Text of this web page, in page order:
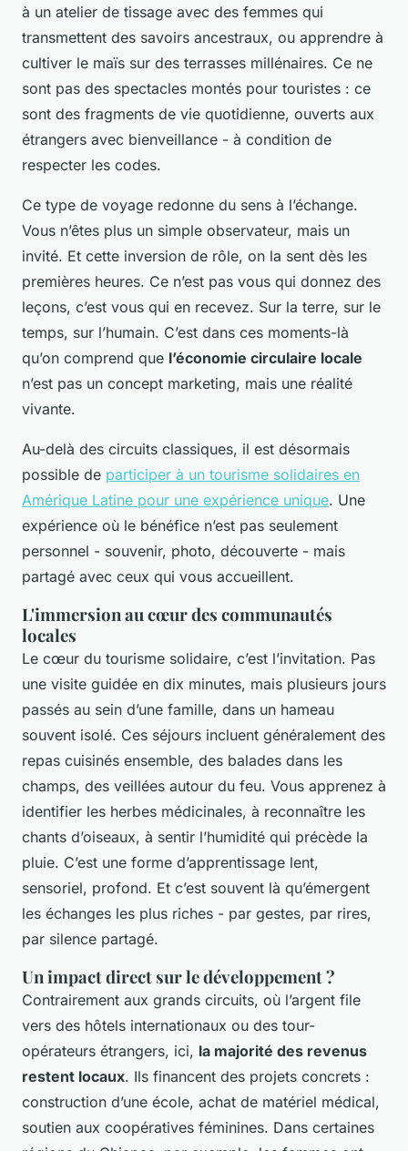
à un atelier de tissage avec des femmes qui
transmettent des savoirs ancestraux, ou apprendre à
cultiver le maïs sur des terrasses millénaires. Ce ne
sont pas des spectacles montés pour touristes : ce
sont des fragments de vie quotidienne, ouverts aux
étrangers avec bienveillance - à condition de
respecter les codes.
Ce type de voyage redonne du sens à l’échange.
Vous n’êtes plus un simple observateur, mais un
invité. Et cette inversion de rôle, on la sent dès les
premières heures. Ce n’est pas vous qui donnez des
leçons, c’est vous qui en recevez. Sur la terre, sur le
temps, sur l’humain. C’est dans ces moments-là
qu’on comprend que l’économie circulaire locale
n’est pas un concept marketing, mais une réalité
vivante.
Au-delà des circuits classiques, il est désormais
possible de participer à un tourisme solidaires en
Amérique Latine pour une expérience unique. Une
expérience où le bénéfice n’est pas seulement
personnel - souvenir, photo, découverte - mais
partagé avec ceux qui vous accueillent.
L'immersion au cœur des communautés
locales
Le cœur du tourisme solidaire, c’est l’invitation. Pas
une visite guidée en dix minutes, mais plusieurs jours
passés au sein d’une famille, dans un hameau
souvent isolé. Ces séjours incluent généralement des
repas cuisinés ensemble, des balades dans les
champs, des veillées autour du feu. Vous apprenez à
identifier les herbes médicinales, à reconnaître les
chants d’oiseaux, à sentir l’humidité qui précède la
pluie. C’est une forme d’apprentissage lent,
sensoriel, profond. Et c’est souvent là qu’émergent
les échanges les plus riches - par gestes, par rires,
par silence partagé.
Un impact direct sur le développement ?
Contrairement aux grands circuits, où l’argent file
vers des hôtels internationaux ou des tour-
opérateurs étrangers, ici, la majorité des revenus
restent locaux. Ils financent des projets concrets :
construction d’une école, achat de matériel médical,
soutien aux coopératives féminines. Dans certaines